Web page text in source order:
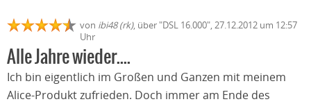
von ibi48 (rk), über "DSL 16.000", 27.12.2012 um 12:57
Uhr
Alle Jahre wieder....
Ich bin eigentlich im Großen und Ganzen mit meinem
Alice-Produkt zufrieden. Doch immer am Ende des